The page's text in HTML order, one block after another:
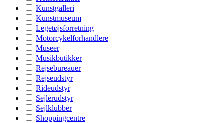
Kunstgalleri
Kunstmuseum
Legetøjsforretning
Motorcykelforhandlere
Museer
Musikbutikker
Rejsebureauer
Rejseudstyr
Rideudstyr
Sejlerudstyr
Sejlklubber
Shoppingcentre